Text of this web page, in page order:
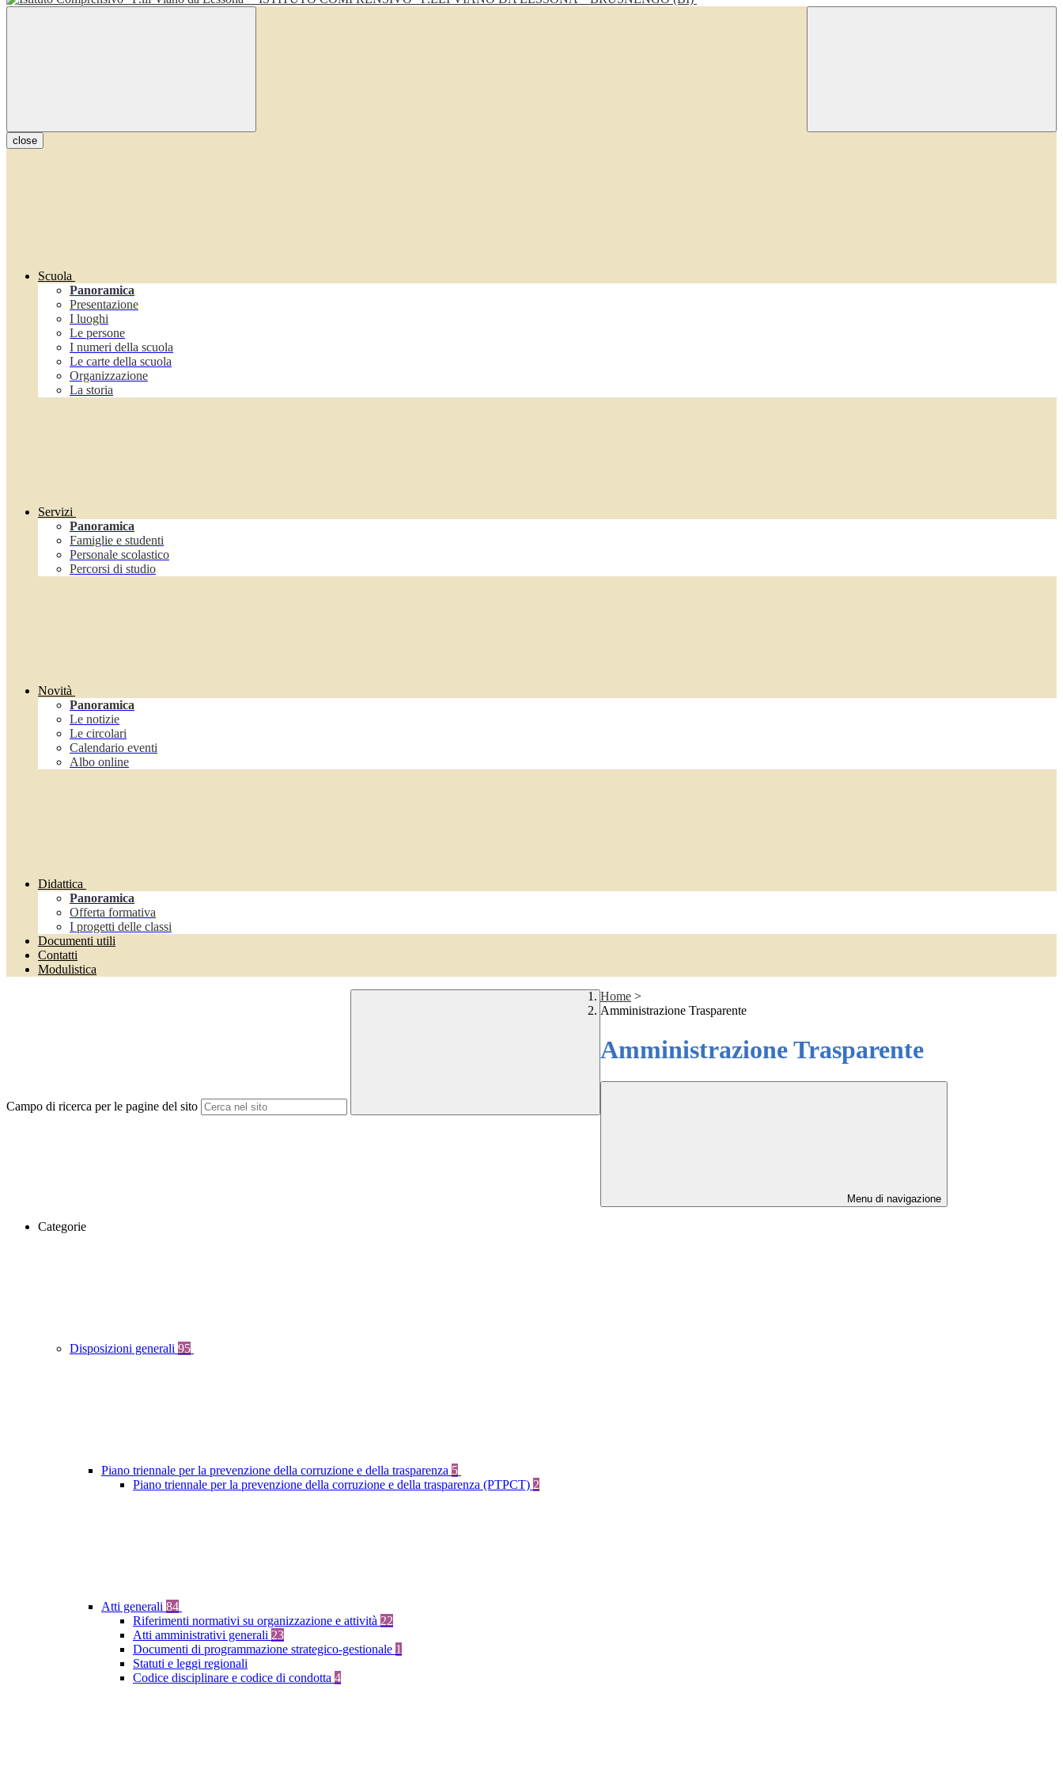
close
Scuola
Panoramica
Presentazione
I luoghi
Le persone
I numeri della scuola
Le carte della scuola
Organizzazione
La storia
Servizi
Panoramica
Famiglie e studenti
Personale scolastico
Percorsi di studio
Novità
Panoramica
Le notizie
Le circolari
Calendario eventi
Albo online
Didattica
Panoramica
Offerta formativa
I progetti delle classi
Documenti utili
Contatti
Modulistica
Campo di ricerca per le pagine del sito
Home >
Amministrazione Trasparente
Amministrazione Trasparente
Menu di navigazione
Categorie
Disposizioni generali 95
Piano triennale per la prevenzione della corruzione e della trasparenza 5
Piano triennale per la prevenzione della corruzione e della trasparenza (PTPCT) 2
Atti generali 84
Riferimenti normativi su organizzazione e attività 22
Atti amministrativi generali 23
Documenti di programmazione strategico-gestionale 1
Statuti e leggi regionali
Codice disciplinare e codice di condotta 4